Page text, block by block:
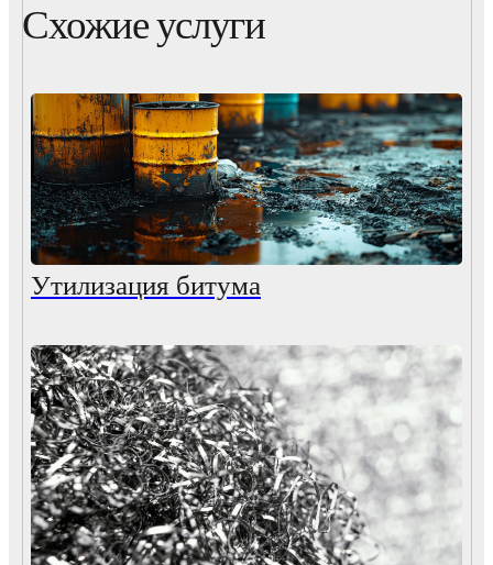
Схожие услуги
Утилизация битума